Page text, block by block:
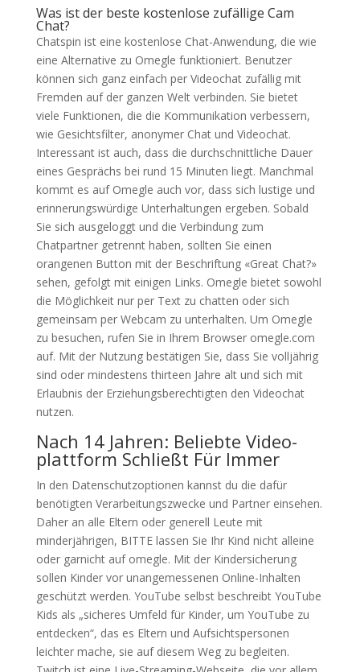
Was ist der beste kostenlose zufällige Cam
Chat?
Chatspin ist eine kostenlose Chat-Anwendung, die wie
eine Alternative zu Omegle funktioniert. Benutzer
können sich ganz einfach per Videochat zufällig mit
Fremden auf der ganzen Welt verbinden. Sie bietet
viele Funktionen, die die Kommunikation verbessern,
wie Gesichtsfilter, anonymer Chat und Videochat.
Interessant ist auch, dass die durchschnittliche Dauer
eines Gesprächs bei rund 15 Minuten liegt. Manchmal
kommt es auf Omegle auch vor, dass sich lustige und
erinnerungswürdige Unterhaltungen ergeben. Sobald
Sie sich ausgeloggt und die Verbindung zum
Chatpartner getrennt haben, sollten Sie einen
orangenen Button mit der Beschriftung «Great Chat?»
sehen, gefolgt mit einigen Links. Omegle bietet sowohl
die Möglichkeit nur per Text zu chatten oder sich
gemeinsam per Webcam zu unterhalten. Um Omegle
zu besuchen, rufen Sie in Ihrem Browser omegle.com
auf. Mit der Nutzung bestätigen Sie, dass Sie volljährig
sind oder mindestens thirteen Jahre alt und sich mit
Erlaubnis der Erziehungsberechtigten den Videochat
nutzen.
Nach 14 Jahren: Beliebte Video-
plattform Schließt Für Immer
In den Datenschutzoptionen kannst du die dafür
benötigten Verarbeitungszwecke und Partner einsehen.
Daher an alle Eltern oder generell Leute mit
minderjährigen, BITTE lassen Sie Ihr Kind nicht alleine
oder garnicht auf omegle. Mit der Kindersicherung
sollen Kinder vor unangemessenen Online-Inhalten
geschützt werden. YouTube selbst beschreibt YouTube
Kids als „sicheres Umfeld für Kinder, um YouTube zu
entdecken“, das es Eltern und Aufsichtspersonen
leichter mache, sie auf diesem Weg zu begleiten.